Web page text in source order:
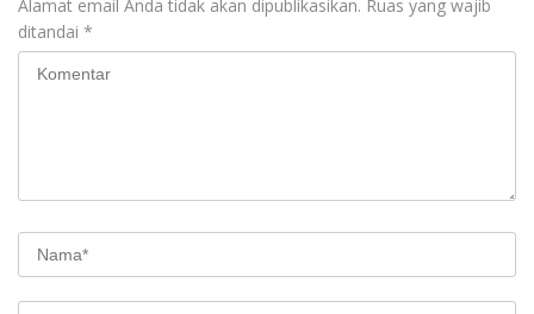
Alamat email Anda tidak akan dipublikasikan. Ruas yang wajib
ditandai *